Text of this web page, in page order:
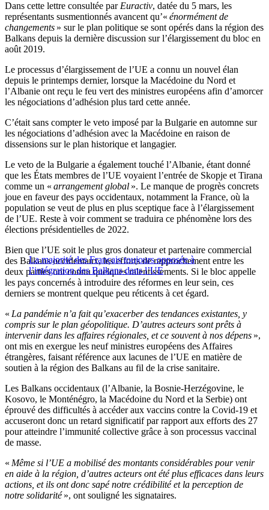
Dans cette lettre consultée parEuractiv, datée du 5 mars, les
représentants susmentionnés avancent qu’« énormément de
changements » sur le plan politique se sont opérés dans la région des
Balkans depuis la dernière discussion sur l’élargissement du bloc en
août 2019.
Le processus d’élargissement de l’UE a connu un nouvel élan
depuis le printemps dernier, lorsque la Macédoine du Nord et
l’Albanie ont reçu le feu vert des ministres européens afin d’amorcer
les négociations d’adhésion plus tard cette année.
C’était sans compter le veto imposé par la Bulgarie en automne sur
les négociations d’adhésion avec la Macédoine en raison de
dissensions sur le plan historique et langagier.
Le veto de la Bulgarie a également touché l’Albanie, étant donné
que les États membres de l’UE voyaient l’entrée de Skopje et Tirana
comme un « arrangement global ». Le manque de progrès concrets
joue en faveur des pays occidentaux, notamment la France, où la
population se veut de plus en plus sceptique face à l’élargissement
de l’UE. Reste à voir comment se traduira ce phénomène lors des
élections présidentielles de 2022.
La majorité des Français toujours opposée à
l’intégration des Balkans dans l’UE
Bien que l’UE soit le plus gros donateur et partenaire commercial
des Balkans occidentaux, les efforts de rapprochement entre les
deux parties ont connu quelques ralentissements. Si le bloc appelle
les pays concernés à introduire des réformes en leur sein, ces
derniers se montrent quelque peu réticents à cet égard.
« La pandémie n’a fait qu’exacerber des tendances existantes, y
compris sur le plan géopolitique. D’autres acteurs sont prêts à
intervenir dans les affaires régionales, et ce souvent à nos dépens »,
ont mis en exergue les neuf ministres européens des Affaires
étrangères, faisant référence aux lacunes de l’UE en matière de
soutien à la région des Balkans au fil de la crise sanitaire.
Les Balkans occidentaux (l’Albanie, la Bosnie-Herzégovine, le
Kosovo, le Monténégro, la Macédoine du Nord et la Serbie) ont
éprouvé des difficultés à accéder aux vaccins contre la Covid-19 et
accuseront donc un retard significatif par rapport aux efforts des 27
pour atteindre l’immunité collective grâce à son processus vaccinal
de masse.
« Même si l’UE a mobilisé des montants considérables pour venir
en aide à la région, d’autres acteurs ont été plus efficaces dans leurs
actions, et ils ont donc sapé notre crédibilité et la perception de
notre solidarité», ont souligné les signataires.